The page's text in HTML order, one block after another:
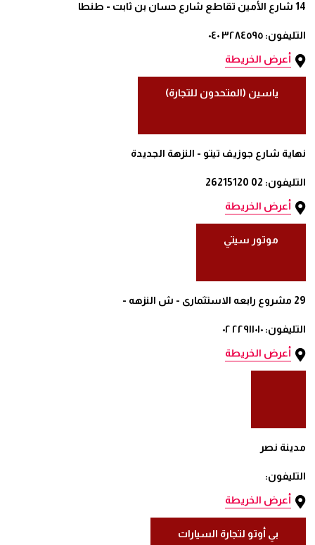
14 شارع الأمين تقاطع شارع حسان بن ثابت - طنطا
التليفون: ٣٢٨٤٥٩٥ ٠٤٠
أعرض الخريطة
ياسين (المتحدون للتجارة)
نهاية شارع جوزيف تيتو - النزهة الجديدة
التليفون: 02 26215120
أعرض الخريطة
موتور سيتي
29 مشروع رابعه الاستثمارى - ش النزهه -
التليفون: ٢٢٩١١٠١٠ ٠٢
أعرض الخريطة
مدينة نصر
التليفون:
أعرض الخريطة
بي أوتو لتجارة السيارات